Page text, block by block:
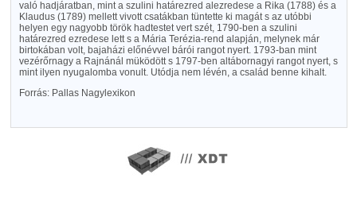
való hadjáratban, mint a szulini határezred alezredese a Rika (1788) és a
Klaudus (1789) mellett vivott csatákban tüntette ki magát s az utóbbi
helyen egy nagyobb török hadtestet vert szét, 1790-ben a szulini
határezred ezredese lett s a Mária Terézia-rend alapján, melynek már
birtokában volt, bajaházi előnévvel bárói rangot nyert. 1793-ban mint
vezérőrnagy a Rajnánál müködött s 1797-ben altábornagyi rangot nyert, s
mint ilyen nyugalomba vonult. Utódja nem lévén, a család benne kihalt.
Forrás: Pallas Nagylexikon